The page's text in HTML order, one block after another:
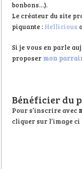
bonbons…).
Le créateur du site
piquante : Hellicious
Si je vous en parle
proposer mon
Bénéficier du
Pour s’inscrire avec
cliquer sur l’image ci